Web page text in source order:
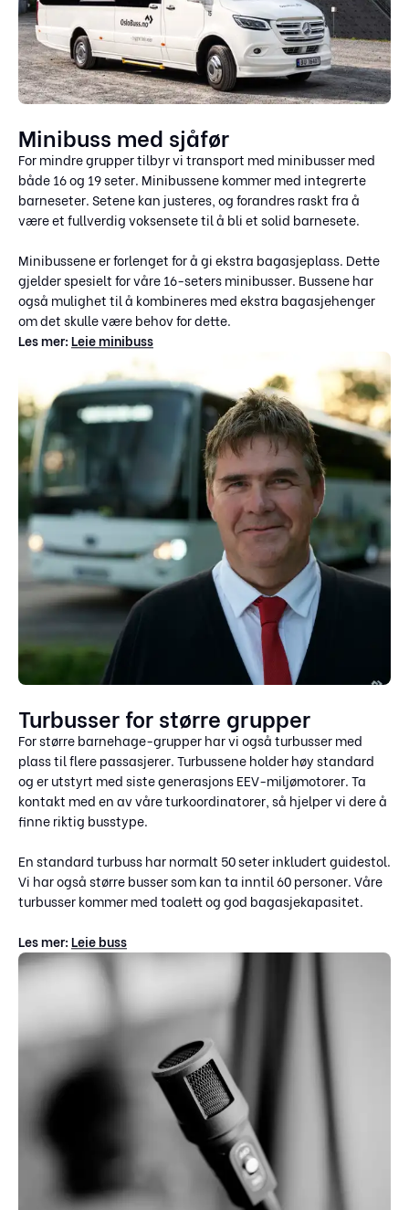
Minibuss med sjåfør
For mindre grupper tilbyr vi transport med minibusser med
både 16 og 19 seter. Minibussene kommer med integrerte
barneseter. Setene kan justeres, og forandres raskt fra å
være et fullverdig voksensete til å bli et solid barnesete.
Minibussene er forlenget for å gi ekstra bagasjeplass. Dette
gjelder spesielt for våre 16-seters minibusser. Bussene har
også mulighet til å kombineres med ekstra bagasjehenger
om det skulle være behov for dette.
Les mer:Leie minibuss
Turbusser for større grupper
For større barnehage-grupper har vi også turbusser med
plass til flere passasjerer. Turbussene holder høy standard
og er utstyrt med siste generasjons EEV-miljømotorer. Ta
kontakt med en av våre turkoordinatorer, så hjelper vi dere å
finne riktig busstype.
En standard turbuss har normalt 50 seter inkludert guidestol.
Vi har også større busser som kan ta inntil 60 personer. Våre
turbusser kommer med toalett og god bagasjekapasitet.
Les mer:Leie buss